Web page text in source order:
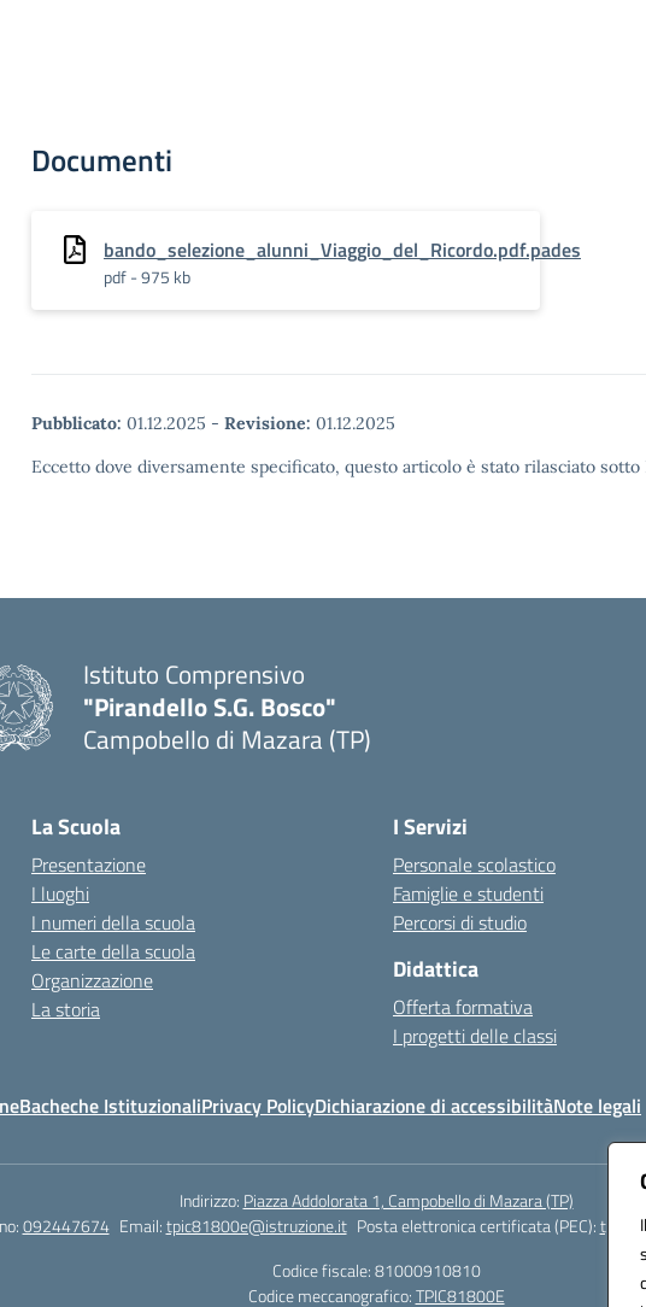
Documenti
bando_selezione_alunni_Viaggio_del_Ricordo.pdf.pades
pdf - 975 kb
Pubblicato: 01.12.2025 - Revisione: 01.12.2025
Eccetto dove diversamente specificato, questo articolo è stato rilasciato
Istituto Comprensivo
"Pirandello S.G. Bosco"
Campobello di Mazara (TP)
La Scuola
Presentazione
I luoghi
I numeri della scuola
Le carte della scuola
Organizzazione
La storia
I Servizi
Personale scolastico
Famiglie e studenti
Percorsi di studio
Didattica
Offerta formativa
I progetti delle classi
Bacheche IstituzionaliPrivacy PolicyDichiarazione di accessibilitàNote legali
Indirizzo: Piazza Addolorata 1, Campobello di Mazara (TP)
092447674 Email:tpic81800e@istruzione.it Posta elettronica certificata (PEC):
Codice fiscale: 81000910810
Codice meccanografico:TPIC81800E